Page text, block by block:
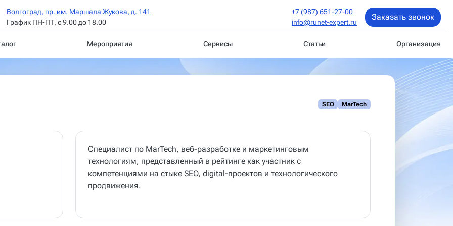
Волгоград, пр. им. Маршала Жукова, д. 141
График ПН-ПТ, с 9.00 до 18.00
+7 (987) 651-27-00
info@runet-expert.ru
Заказать звонок
Мероприятия Сервисы Статьи Организация
SEO MarTech
Специалист по MarTech, веб-разработке и маркетинговым
технологиям, представленный в рейтинге как участник с
компетенциями на стыке SEO, digital-проектов и технологического
продвижения.